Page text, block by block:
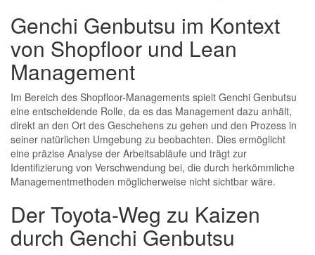
Genchi Genbutsu im Kontext
von Shopfloor und Lean
Management
Im Bereich des Shopfloor-Managements spielt Genchi Genbutsu
eine entscheidende Rolle, da es das Management dazu anhält,
direkt an den Ort des Geschehens zu gehen und den Prozess in
seiner natürlichen Umgebung zu beobachten. Dies ermöglicht
eine präzise Analyse der Arbeitsabläufe und trägt zur
Identifizierung von Verschwendung bei, die durch herkömmliche
Managementmethoden möglicherweise nicht sichtbar wäre.
Der Toyota-Weg zu Kaizen
durch Genchi Genbutsu